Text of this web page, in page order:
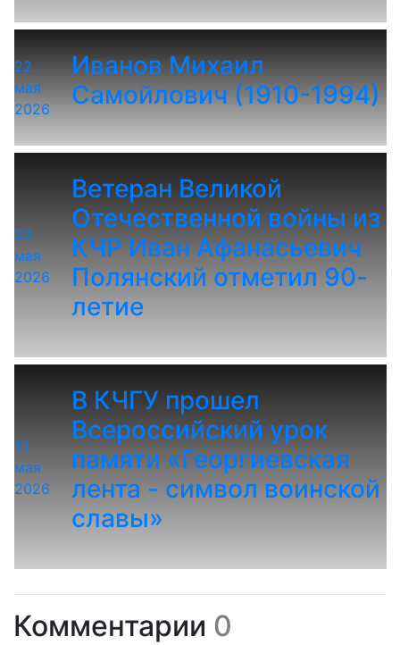
22
мая
2026
Иванов Михаил
Самойлович (1910-1994)
20
мая
2026
Ветеран Великой
Отечественной войны из
КЧР Иван Афанасьевич
Полянский отметил 90-
летие
15
мая
2026
В КЧГУ прошел
Всероссийский урок
памяти «Георгиевская
лента - символ воинской
славы»
Комментарии 0